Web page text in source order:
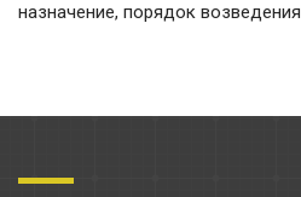
назначение, порядок возведения